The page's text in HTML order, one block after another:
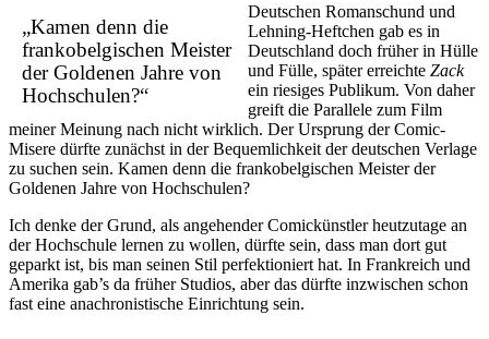
„Kamen denn die
frankobelgischen Meister
der Goldenen Jahre von
Hochschulen?“
Deutschen Romanschund und
Lehning-Heftchen gab es in
Deutschland doch früher in Hülle
und Fülle, später erreichte Zack
ein riesiges Publikum. Von daher
greift die Parallele zum Film
meiner Meinung nach nicht wirklich. Der Ursprung der Comic-
Misere dürfte zunächst in der Bequemlichkeit der deutschen Verlage
zu suchen sein. Kamen denn die frankobelgischen Meister der
Goldenen Jahre von Hochschulen?
Ich denke der Grund, als angehender Comickünstler heutzutage an
der Hochschule lernen zu wollen, dürfte sein, dass man dort gut
geparkt ist, bis man seinen Stil perfektioniert hat. In Frankreich und
Amerika gab’s da früher Studios, aber das dürfte inzwischen schon
fast eine anachronistische Einrichtung sein.